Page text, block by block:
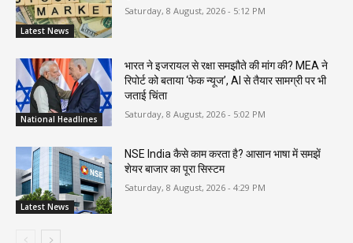
Latest News
Saturday, 8 August, 2026 - 5:12 PM
National Headlines
भारत ने इजरायल से रक्षा समझौते की मांग की? MEA ने
रिपोर्ट को बताया ‘फेक न्यूज’, AI से तैयार सामग्री पर भी
जताई चिंता
Saturday, 8 August, 2026 - 5:02 PM
Latest News
NSE India कैसे काम करता है? आसान भाषा में समझें
शेयर बाजार का पूरा सिस्टम
Saturday, 8 August, 2026 - 4:29 PM